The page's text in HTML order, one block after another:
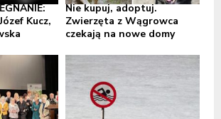
Kucz,
Nie kupuj, adoptuj.
Zwierzęta z Wągrowca
czekają na nowe domy